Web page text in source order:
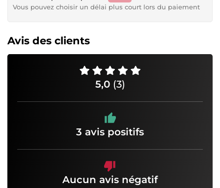
Vous pouvez choisir un délai plus court lors du paiement
Avis des clients
5,0 (3)
3 avis positifs
Aucun avis négatif